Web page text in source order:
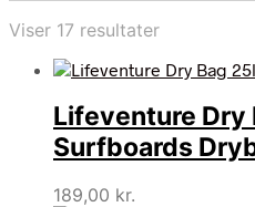
Viser 17 resultater
Lifeventure Dry
Surfboards
189,00 kr.